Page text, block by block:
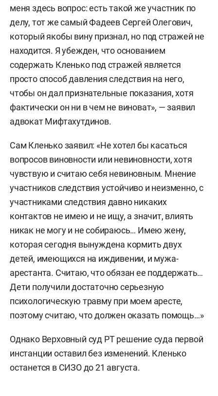
меня здесь вопрос: есть такой же участник по
делу, тот же самый Фадеев Сергей Олегович,
который якобы вину признал, но под стражей не
находится. Я убежден, что основанием
содержать Кленько под стражей является
просто способ давления следствия на него,
чтобы он дал признательные показания, хотя
фактически он ни в чем не виноват», — заявил
адвокат Мифтахутдинов.
Сам Кленько заявил: «Не хотел бы касаться
вопросов виновности или невиновности, хотя
чувствую и считаю себя невиновным. Мнение
участников следствия устойчиво и неизменно, с
участниками следствия давно никаких
контактов не имею и не ищу, а значит, влиять
никак не могу и не собираюсь… Имею жену,
которая сегодня вынуждена кормить двух
детей, имеющихся на иждивении, и мужа-
арестанта. Считаю, что обязан ее поддержать…
Дети получили достаточно серьезную
психологическую травму при моем аресте,
поэтому считаю, что должен оказать помощь…»
Однако Верховный суд РТ решение суда первой
инстанции оставил без изменений. Кленько
останется в СИЗО до 21 августа.